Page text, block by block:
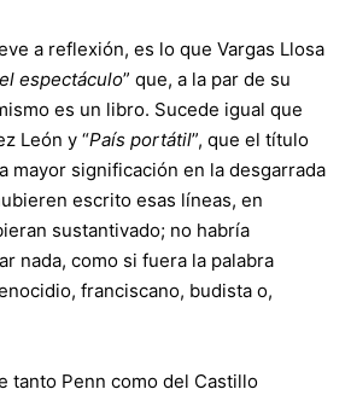
a reflexión, es lo que Vargas Llosa
espectáculo” que, a la par de su
es un libro. Sucede igual que
León y “País portátil”, que el título
mayor significación en la desgarrada
escrito esas líneas, en
sustantivado; no habría
nada, como si fuera la palabra
franciscano, budista o,
Penn como del Castillo